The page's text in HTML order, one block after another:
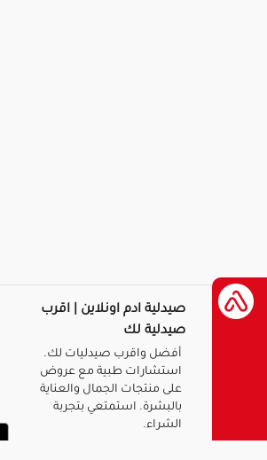
صيدلية ادم اونلاين | اقرب
صيدلية لك
أفضل واقرب صيدليات لك.
استشارات طبية مع عروض
على منتجات الجمال والعناية
بالبشرة. استمتعي بتجربة
الشراء.